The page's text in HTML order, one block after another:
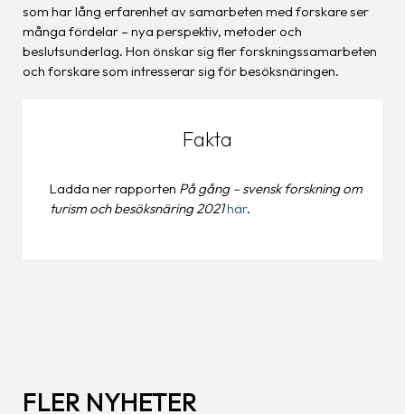
som har lång erfarenhet av samarbeten med forskare ser
många fördelar – nya perspektiv, metoder och
beslutsunderlag. Hon önskar sig fler forskningssamarbeten
och forskare som intresserar sig för besöksnäringen.
Fakta
Ladda ner rapporten På gång – svensk forskning om
turism och besöksnäring 2021här.
FLER NYHETER